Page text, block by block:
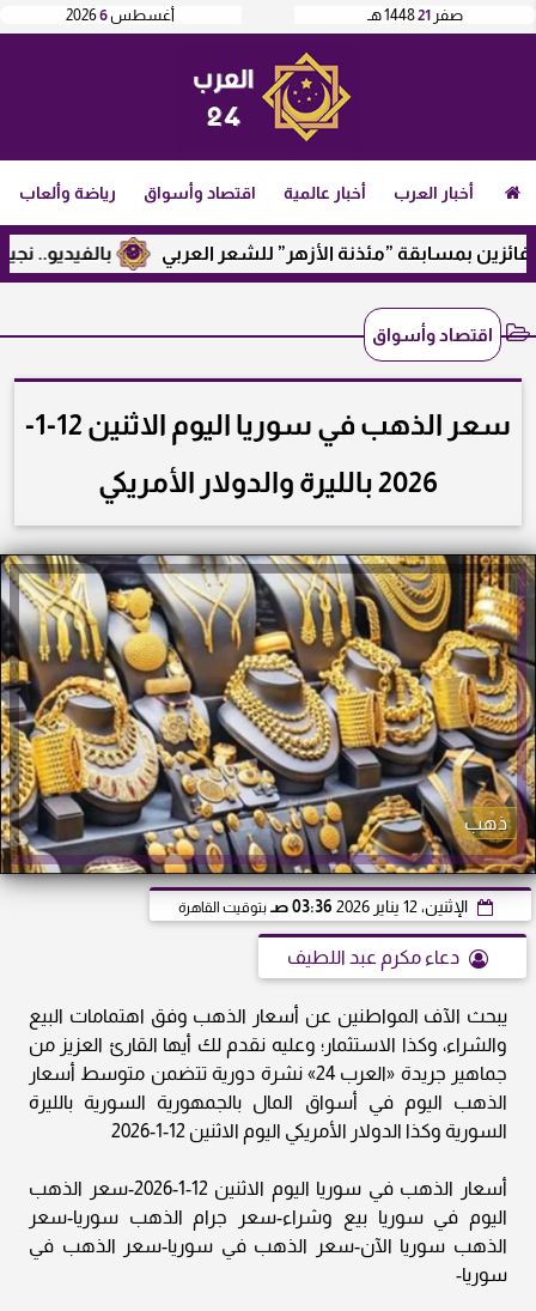
أغسطس6
2026 صفر 211448 هـ
أخبار العرب أخبار عالمية اقتصاد وأسواق رياضة وألعاب
بالفيديو.. نجيب بمسابقة ”مئذنة الأزهر” للشعر العربي
اقتصاد وأسواق
سعر الذهب في سوريا اليوم الاثنين 12-1-
2026 بالليرة والدولار الأمريكي
ذهب
الإثنين، 12 يناير 2026 03:36 صـ بتوقيت القاهرة
دعاء مكرم عبد اللطيف
يبحث الآف المواطنين عن أسعار الذهب وفق اهتمامات البيع
والشراء، وكذا الاستثمار؛ وعليه نقدم لك أيها القارئ العزيز من
جماهير جريدة «العرب 24» نشرة دورية تتضمن متوسط أسعار
الذهب اليوم في أسواق المال بالجمهورية السورية بالليرة
السورية وكذا الدولار الأمريكي اليوم الاثنين 12-1-2026
أسعار الذهب في سوريا اليوم الاثنين 12-1-2026-سعر الذهب
اليوم في سوريا بيع وشراء-سعر جرام الذهب سوريا-سعر
الذهب سوريا الآن-سعر الذهب في سوريا-سعر الذهب في
سوريا-